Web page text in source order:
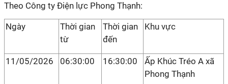
Theo Công ty Điện lực Phong Thạnh:
Ngày
Thời gian
từ
Thời gian
đến
Khu vực
11/05/2026 06:30:00 16:30:00
Ấp Khúc Tréo A xã
Phong Thạnh